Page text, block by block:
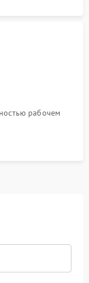
рабочем